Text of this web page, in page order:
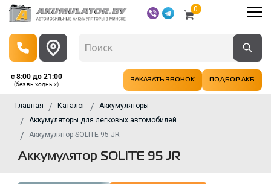
0
с 8:00 до 21:00
(без выходных)
ЗАКАЗАТЬ ЗВОНОК ПОДБОР АКБ
Главная Каталог
Аккумуляторы
Аккумуляторы для легковых автомобилей
Аккумулятор SOLITE 95 JR
Аккумулятор SOLITE 95 JR